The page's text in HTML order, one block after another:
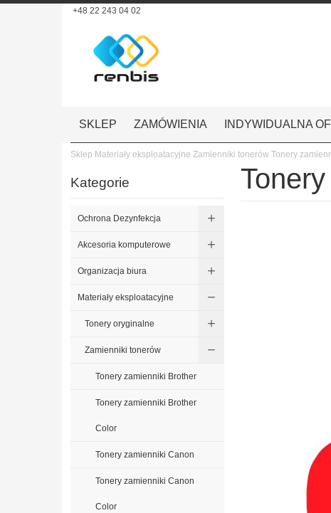
+48 22 243 04 02
SKLEP ZAMÓWIENIA INDYWIDUALNA
Sklep Materiały eksploatacyjne Zamienniki tonerów Tonery
Kategorie
Ochrona Dezynfekcja
Akcesoria komputerowe
Organizacja biura
Materiały eksploatacyjne
Tonery oryginalne
Zamienniki tonerów
Tonery zamienniki Brother
Tonery zamienniki Brother
Color
Tonery zamienniki Canon
Tonery zamienniki Canon
Color